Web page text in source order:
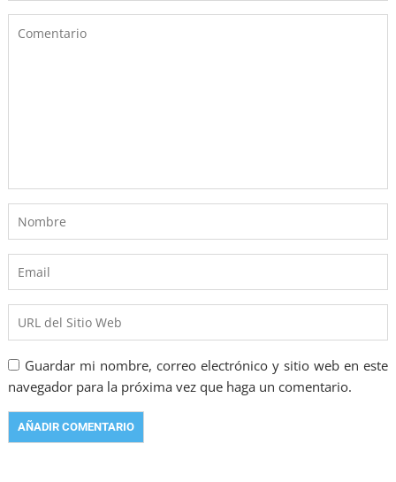
Guardar mi nombre, correo electrónico y sitio web en este
navegador para la próxima vez que haga un comentario.